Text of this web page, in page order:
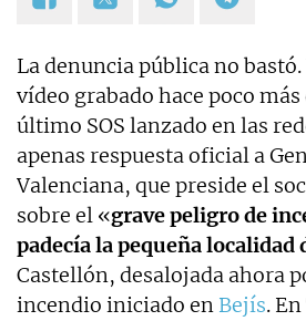
La denuncia pública no
vídeo grabado hace poco
último SOS lanzado en las
apenas respuesta oficial a
Valenciana, que preside el
sobre el «grave peligro de
padecía la pequeña localidad
Castellón, desalojada ahora
incendio iniciado en Bejís.